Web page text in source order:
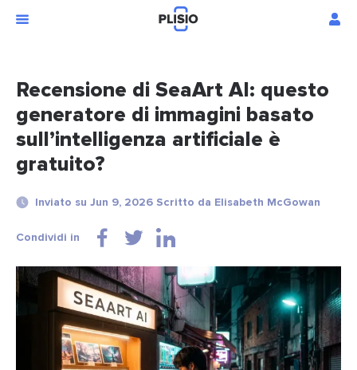
Recensione di SeaArt AI: questo
generatore di immagini basato
sull’intelligenza artificiale è
gratuito?
Inviato su Jun 9, 2026 Scritto da Elisabeth McGowan
Condividi in